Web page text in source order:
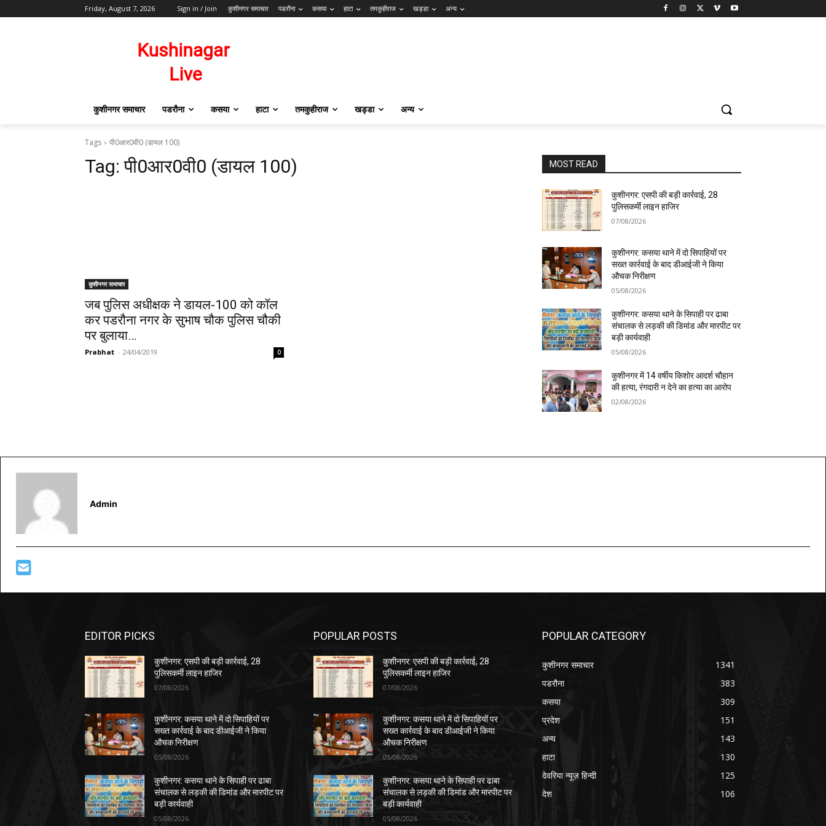
Friday, August 7, 2026 Sign in / Join कुशीनगर समाचार पडरौना कसया हाटा तमकुहीराज खड्डा अन्य
कुशीनगर समाचार पडरौना कसया हाटा तमकुहीराज खड्डा अन्य
Tags पी0आर0वी0 (डायल 100)
Tag:पी0आर0वी0 (डायल 100)
कुशीनगर समाचार
जब पुलिस अधीक्षक ने डायल-100 को कॉल
कर पडरौना नगर के सुभाष चौक पुलिस चौकी
पर बुलाया…
Prabhat - 24/04/2019 0
MOST READ
कुशीनगर: एसपी की बड़ी कार्रवाई, 28
पुलिसकर्मी लाइन हाजिर
07/08/2026
कुशीनगर: कसया थाने में दो सिपाहियों पर
सख्त कार्रवाई के बाद डीआईजी ने किया
औचक निरीक्षण
05/08/2026
कुशीनगर: कसया थाने के सिपाही पर ढाबा
संचालक से लड़की की डिमांड और मारपीट पर
बड़ी कार्यवाही
05/08/2026
कुशीनगर में 14 वर्षीय किशोर आदर्श चौहान
की हत्या, रंगदारी न देने का हत्या का आरोप
02/08/2026
Admin
EDITOR PICKS
कुशीनगर: एसपी की बड़ी कार्रवाई, 28
पुलिसकर्मी लाइन हाजिर
07/08/2026
कुशीनगर: कसया थाने में दो सिपाहियों पर
सख्त कार्रवाई के बाद डीआईजी ने किया
औचक निरीक्षण
05/08/2026
कुशीनगर: कसया थाने के सिपाही पर ढाबा
संचालक से लड़की की डिमांड और मारपीट पर
बड़ी कार्यवाही
05/08/2026
POPULAR POSTS
कुशीनगर: एसपी की बड़ी कार्रवाई, 28
पुलिसकर्मी लाइन हाजिर
07/08/2026
कुशीनगर: कसया थाने में दो सिपाहियों पर
सख्त कार्रवाई के बाद डीआईजी ने किया
औचक निरीक्षण
05/08/2026
कुशीनगर: कसया थाने के सिपाही पर ढाबा
संचालक से लड़की की डिमांड और मारपीट पर
बड़ी कार्यवाही
05/08/2026
POPULAR CATEGORY
कुशीनगर समाचार
1341
पडरौना
383
कसया
309
प्रदेश
151
अन्य
143
हाटा
130
देवरिया न्यूज़ हिन्दी
125
देश
106